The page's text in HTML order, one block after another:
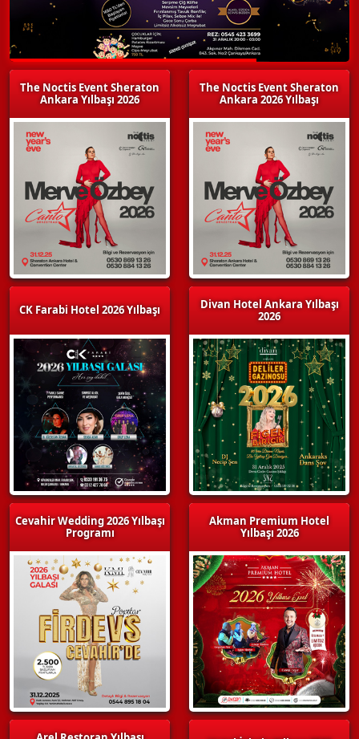
The Noctis Event Sheraton
Ankara Yılbaşı 2026
CK Farabi Hotel 2026 Yılbaşı
Cevahir Wedding 2026 Yılbaşı
Programı
The Noctis Event Sheraton
Ankara 2026 Yılbaşı
Divan Hotel Ankara Yılbaşı
2026
Akman Premium Hotel
Yılbaşı 2026